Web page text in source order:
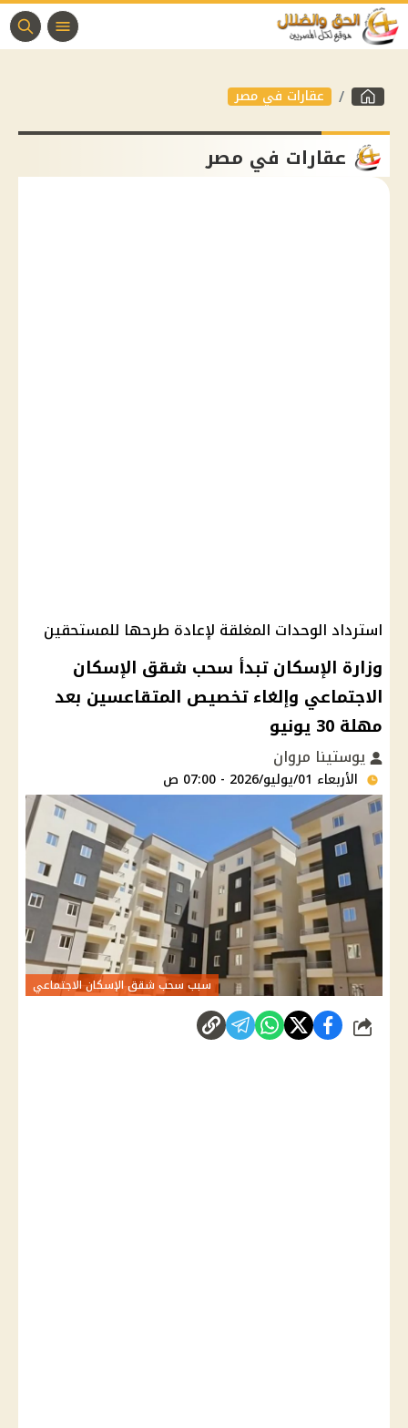
عقارات في مصر
عقارات في مصر
استرداد الوحدات المغلقة لإعادة طرحها للمستحقين
وزارة الإسكان تبدأ سحب شقق الإسكان
الاجتماعي وإلغاء تخصيص المتقاعسين بعد
مهلة 30 يونيو
يوستينا مروان
الأربعاء 01/يوليو/2026 - 07:00 ص
سبب سحب شقق الإسكان الاجتماعي
شارك